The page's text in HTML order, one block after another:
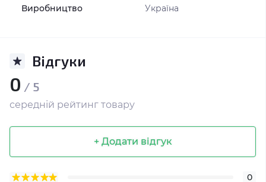
Виробництво Україна
Відгуки
0 / 5
середній рейтинг товару
+ Додати відгук
0